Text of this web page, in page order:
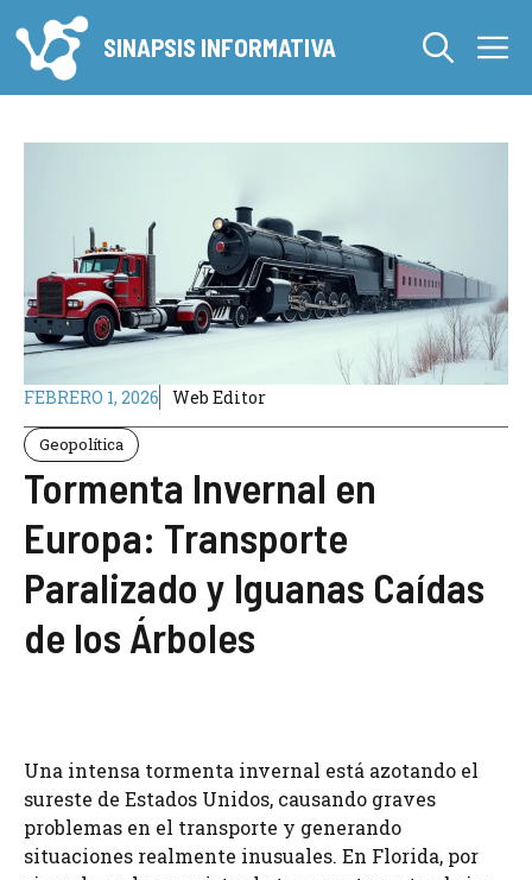
al
contenido
SINAPSIS INFORMATIVA
FEBRERO 1, 2026 Web Editor
Geopolítica
Tormenta Invernal en
Europa: Transporte
Paralizado y Iguanas Caídas
de los Árboles
Una intensa tormenta invernal está azotando el
sureste de Estados Unidos, causando graves
problemas en el transporte y generando
situaciones realmente inusuales. En Florida, por